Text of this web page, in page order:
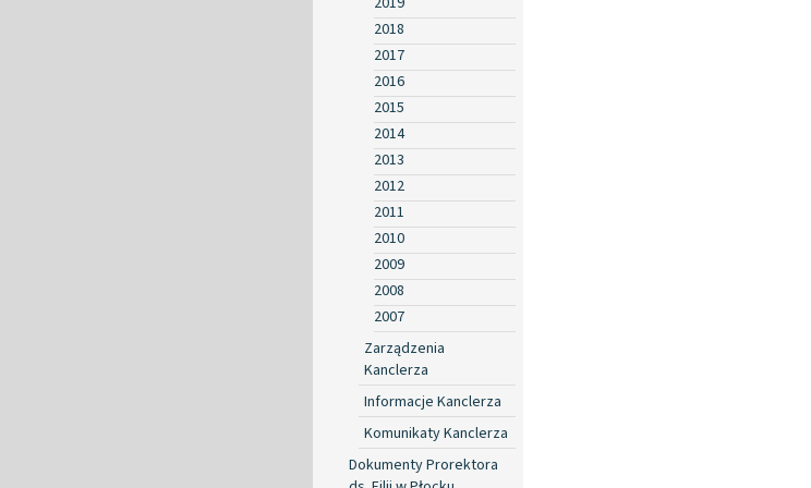
2018
2017
2016
2015
2014
2013
2012
2011
2010
2009
2008
2007
Zarządzenia
Kanclerza
Informacje Kanclerza
Komunikaty Kanclerza
Dokumenty Prorektora